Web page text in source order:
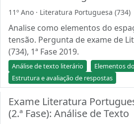
11º Ano · Literatura Portuguesa (734)
Analise como elementos do
tensão. Pergunta de exame de
(734), 1ª Fase 2019.
Análise de texto literário
Elementos
Estrutura e avaliação de respostas
Exame Literatura
(2.ª Fase): Análise de Texto